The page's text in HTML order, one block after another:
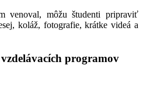
venoval, môžu študenti pripraviť
koláž, fotografie, krátke videá a
programov